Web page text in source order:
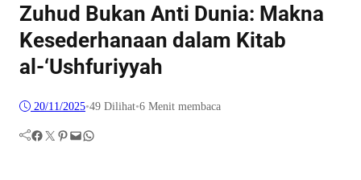
Zuhud Bukan Anti Dunia: Makna
Kesederhanaan dalam Kitab
al-‘Ushfuriyyah
20/11/2025•49 Dilihat•6 Menit membaca
Facebook Twitter Pinterest Mail WhatsApp